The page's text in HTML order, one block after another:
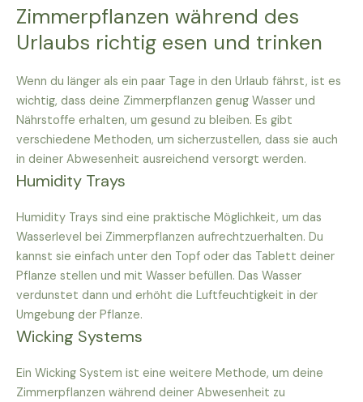
Zimmerpflanzen während des
Urlaubs richtig esen und trinken
Wenn du länger als ein paar Tage in den Urlaub fährst, ist es
wichtig, dass deine Zimmerpflanzen genug Wasser und
Nährstoffe erhalten, um gesund zu bleiben. Es gibt
verschiedene Methoden, um sicherzustellen, dass sie auch
in deiner Abwesenheit ausreichend versorgt werden.
Humidity Trays
Humidity Trays sind eine praktische Möglichkeit, um das
Wasserlevel bei Zimmerpflanzen aufrechtzuerhalten. Du
kannst sie einfach unter den Topf oder das Tablett deiner
Pflanze stellen und mit Wasser befüllen. Das Wasser
verdunstet dann und erhöht die Luftfeuchtigkeit in der
Umgebung der Pflanze.
Wicking Systems
Ein Wicking System ist eine weitere Methode, um deine
Zimmerpflanzen während deiner Abwesenheit zu